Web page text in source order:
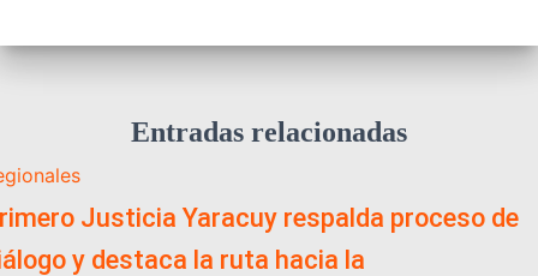
Entradas relacionadas
Justicia Yaracuy respalda proceso de
y destaca la ruta hacia la